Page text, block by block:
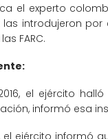
el experto
las introdujeron
FARC.
el ejército
informó esa
el ejército informó